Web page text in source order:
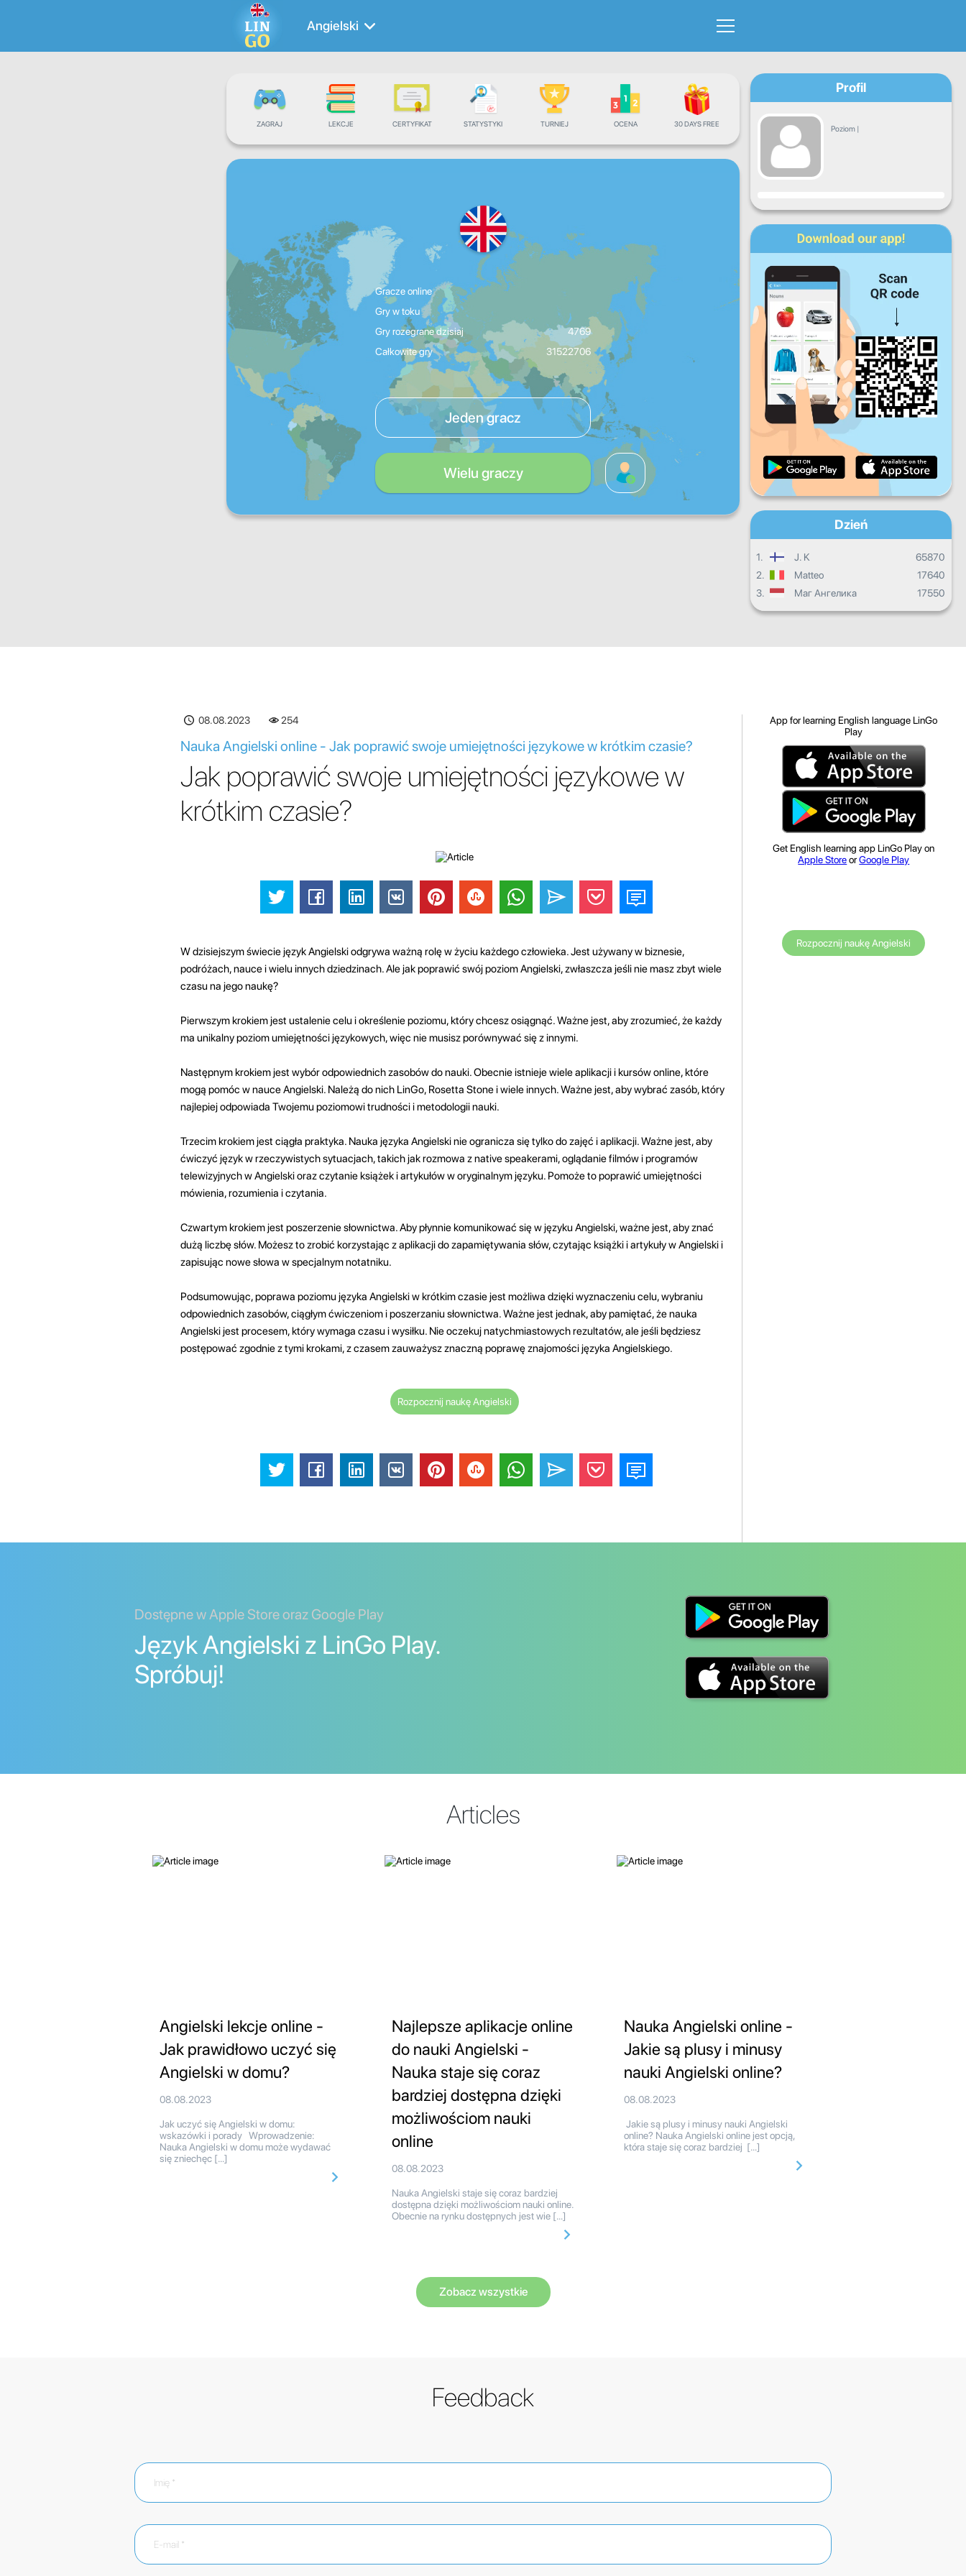
Angielski
ZAGRAJ LEKCJE CERTYFIKAT STATYSTYKI TURNIEJ OCENA 30 DAYS FREE
Gracze online
Gry w toku
Gry rozegrane dzisiaj
4769
Całkowite gry
31522706
Jeden gracz
Wielu graczy
Profil
Poziom |
Postęp
Pn. Śr. Cz.
Sb. Nd.
Dzienne postępy
Miesięczne postępy
Ogólny postęp
Dzień
1. J. K
65870
2.
Matteo
17640
3.
Маг Ангелика 17550
08.08.2023 254
Nauka Angielski online - Jak poprawić swoje umiejętności językowe w krótkim czasie?
Jak poprawić swoje umiejętności językowe w
krótkim czasie?
W dzisiejszym świecie język Angielski odgrywa ważną rolę w życiu każdego człowieka. Jest używany w biznesie,
podróżach, nauce i wielu innych dziedzinach. Ale jak poprawić swój poziom Angielski, zwłaszcza jeśli nie masz zbyt wiele
czasu na jego naukę?
Pierwszym krokiem jest ustalenie celu i określenie poziomu, który chcesz osiągnąć. Ważne jest, aby zrozumieć, że każdy
ma unikalny poziom umiejętności językowych, więc nie musisz porównywać się z innymi.
Następnym krokiem jest wybór odpowiednich zasobów do nauki. Obecnie istnieje wiele aplikacji i kursów online, które
mogą pomóc w nauce Angielski. Należą do nich LinGo, Rosetta Stone i wiele innych. Ważne jest, aby wybrać zasób, który
najlepiej odpowiada Twojemu poziomowi trudności i metodologii nauki.
Trzecim krokiem jest ciągła praktyka. Nauka języka Angielski nie ogranicza się tylko do zajęć i aplikacji. Ważne jest, aby
ćwiczyć język w rzeczywistych sytuacjach, takich jak rozmowa z native speakerami, oglądanie filmów i programów
telewizyjnych w Angielski oraz czytanie książek i artykułów w oryginalnym języku. Pomoże to poprawić umiejętności
mówienia, rozumienia i czytania.
Czwartym krokiem jest poszerzenie słownictwa. Aby płynnie komunikować się w języku Angielski, ważne jest, aby znać
dużą liczbę słów. Możesz to zrobić korzystając z aplikacji do zapamiętywania słów, czytając książki i artykuły w Angielski i
zapisując nowe słowa w specjalnym notatniku.
Podsumowując, poprawa poziomu języka Angielski w krótkim czasie jest możliwa dzięki wyznaczeniu celu, wybraniu
odpowiednich zasobów, ciągłym ćwiczeniom i poszerzaniu słownictwa. Ważne jest jednak, aby pamiętać, że nauka
Angielski jest procesem, który wymaga czasu i wysiłku. Nie oczekuj natychmiastowych rezultatów, ale jeśli będziesz
postępować zgodnie z tymi krokami, z czasem zauważysz znaczną poprawę znajomości języka Angielskiego.
Rozpocznij naukę Angielski
App for learning English language LinGo
Play
Get English learning app LinGo Play on
Apple StoreorGoogle Play
Rozpocznij naukę Angielski
Dostępne w Apple Store oraz Google Play
Język Angielski z LinGo Play.
Spróbuj!
Articles
Angielski lekcje online -
Jak prawidłowo uczyć się
Angielski w domu?
08.08.2023
Jak uczyć się Angielski w domu:
wskazówki i porady Wprowadzenie:
Nauka Angielski w domu może wydawać
się zniechęc […]
Najlepsze aplikacje online
do nauki Angielski -
Nauka staje się coraz
bardziej dostępna dzięki
możliwościom nauki
online
08.08.2023
Nauka Angielski staje się coraz bardziej
dostępna dzięki możliwościom nauki online.
Obecnie na rynku dostępnych jest wie […]
Nauka Angielski online -
Jakie są plusy i minusy
nauki Angielski online?
08.08.2023
Jakie są plusy i minusy nauki Angielski
online? Nauka Angielski online jest opcją,
która staje się coraz bardziej […]
Zobacz wszystkie
Feedback